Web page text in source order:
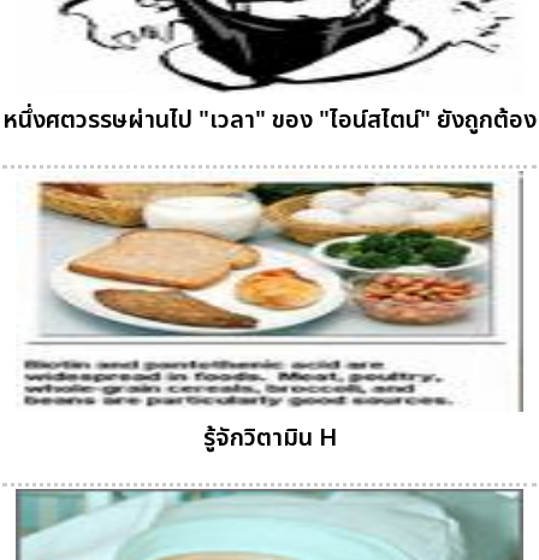
หนึ่งศตวรรษผ่านไป "เวลา" ของ "ไอน์สไตน์" ยังถูกต้อง
รู้จักวิตามิน H